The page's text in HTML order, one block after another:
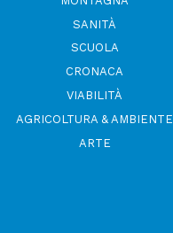
SANITÀ
SCUOLA
CRONACA
VIABILITÀ
AGRICOLTURA & AMBIENTE
ARTE